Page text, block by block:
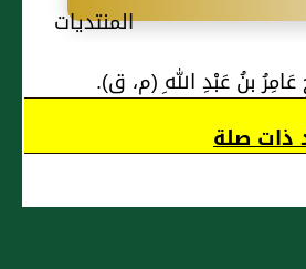
عَامِرُ بنُ عَبْدِ اللهِ (م، ق).
ذات صلة